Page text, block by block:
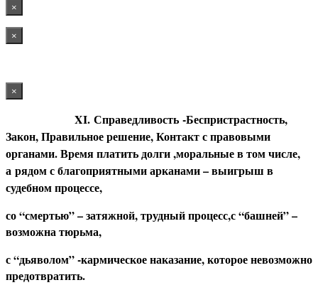
×
×
×
XI. Справедливость -Беспристрастность,
Закон, Правильное решение, Контакт с правовыми
органами. Время платить долги ,моральные в том числе,
а рядом с благоприятными арканами – выигрыш в
судебном процессе,
со “смертью” – затяжной, трудный процесс,с “башней” –
возможна тюрьма,
с “дьяволом” -кармическое наказание, которое невозможно
предотвратить.